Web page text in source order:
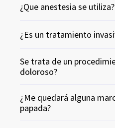
¿Que anestesia se utiliza?
¿Es un tratamiento
Se trata de un
doloroso?
¿Me quedará alguna
papada?